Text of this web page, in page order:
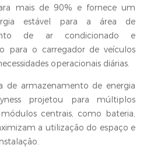
mais de 90% e fornece um
estável para a área de
de ar condicionado e
para o carregador de veículos
operacionais diárias.
de armazenamento de energia
projetou para múltiplos
centrais, como bateria,
a utilização do espaço e